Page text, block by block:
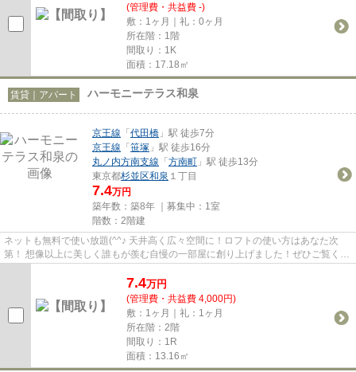
(管理費・共益費 -)
敷：1ヶ月｜礼：0ヶ月
所在階：1階
間取り：1K
面積：17.18㎡
賃貸｜アパート ハーモニーテラス和泉
京王線 「代田橋 」駅 徒歩7分
京王線 「笹塚 」駅 徒歩16分
丸ノ内方南支線 「方南町 」駅 徒歩13分
東京都杉並区和泉 １丁目
7.4万円
築年数：築8年 ｜募集中： 1室
階数：2階建
ネットも無料で使い放題(^^♪ 天井高く広々空間に！ロフトの使い方はあなた次
第！ 想像以上に美しく誰もが羨む自慢の一部屋に創り上げました！ぜひご覧くだ
さい☆
7.4万円
(管理費・共益費 4,000円)
敷：1ヶ月｜礼：1ヶ月
所在階：2階
間取り：1R
面積：13.16㎡